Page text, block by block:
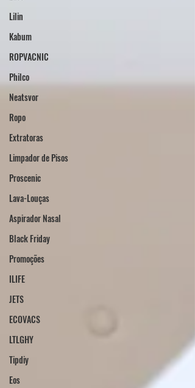
Lilin
Kabum
ROPVACNIC
Philco
Neatsvor
Ropo
Extratoras
Limpador de Pisos
Proscenic
Lava-Louças
Aspirador Nasal
Black Friday
Promoções
ILIFE
JETS
ECOVACS
LTLGHY
Tipdiy
Eos